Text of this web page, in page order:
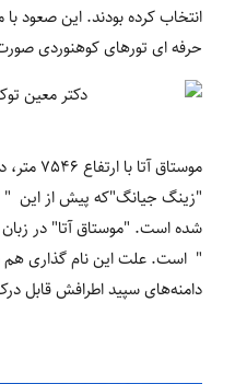
انتخاب کرده بودند. این صعود
حرفه ای تورهای کوهنوردی
موستاق
"زینگ جیانگ"که پیش از این "
شده است. "موستاق آتا" در
" است. علت این نام گذاری هم
دامنه‌های سپید اطرافش قابل